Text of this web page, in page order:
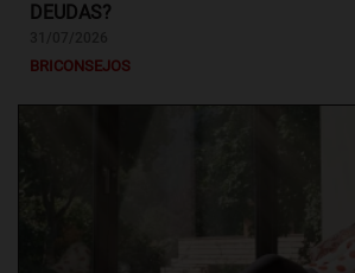
DEUDAS?
BRICONSEJOS